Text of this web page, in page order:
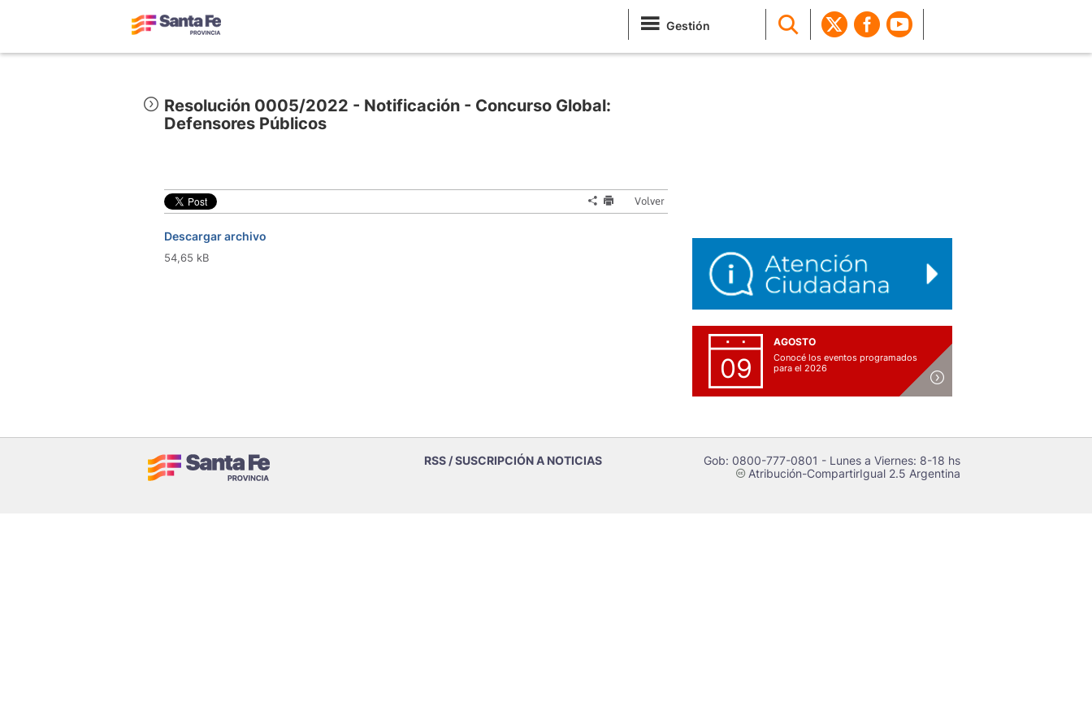
Gestión
Resolución 0005/2022 - Notificación - Concurso Global:
Defensores Públicos
Volver
Descargar archivo
54,65 kB
09
AGOSTO
Conocé los eventos programados
para el 2026
RSS / SUSCRIPCIÓN A NOTICIAS Gob: 0800-777-0801 - Lunes a Viernes: 8-18 hs
cAtribución-CompartirIgual 2.5 Argentina